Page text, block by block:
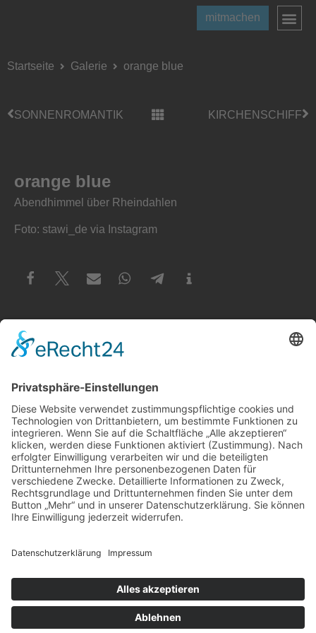
mitmachen
Startseite Galerie orange blue
SONNENROMANTIK KIRCHENSCHIFF
orange blue
Abendhimmel über Rheindahlen
Foto: stawi_de via Instagram